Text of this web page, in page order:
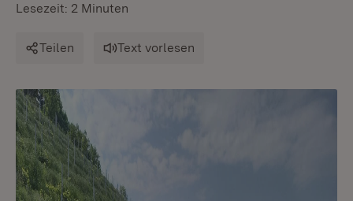
Lesezeit: 2 Minuten
Teilen Text vorlesen